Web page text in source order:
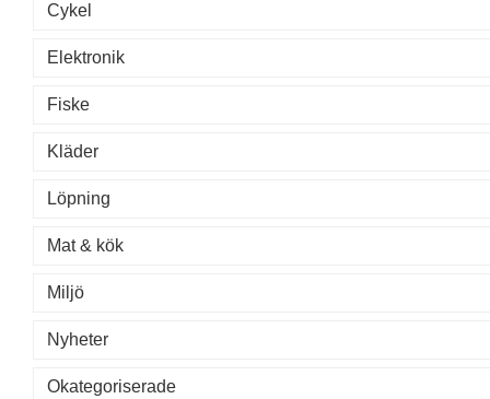
Cykel
Elektronik
Fiske
Kläder
Löpning
Mat & kök
Miljö
Nyheter
Okategoriserade